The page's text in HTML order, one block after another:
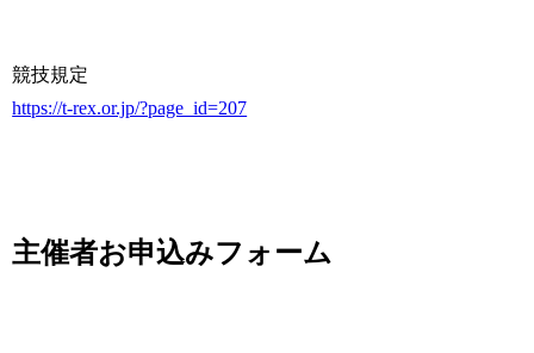
競技規定
https://t-rex.or.jp/?page_id=207
主催者お申込みフォーム